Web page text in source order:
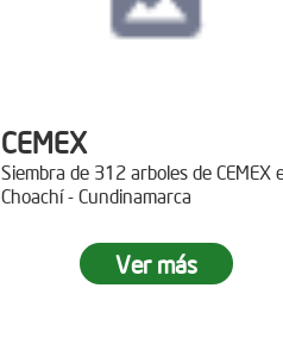
CEMEX
Siembra de 312 arboles de CEMEX
Choachí - Cundinamarca
Ver más